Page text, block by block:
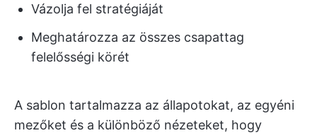
Vázolja fel stratégiáját
Meghatározza az összes csapattag
felelősségi körét
A sablon tartalmazza az állapotokat, az egyéni
mezőket és a különböző nézeteket, hogy